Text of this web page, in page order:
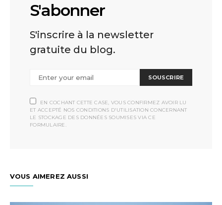
S'abonner
S'inscrire à la newsletter
gratuite du blog.
SOUSCRIRE
EN COCHANT CETTE CASE, VOUS CONFIRMEZ AVOIR LU
ET ACCEPTÉ NOS CONDITIONS D'UTILISATION CONCERNANT
LE STOCKAGE DES DONNÉES SOUMISES VIA CE
FORMULAIRE.
VOUS AIMEREZ AUSSI